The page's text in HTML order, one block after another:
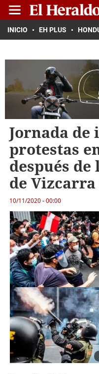
INICIO EH PLUS
Jornada de
protestas
después
de Vizcarra
10/11/2020 - 00:00